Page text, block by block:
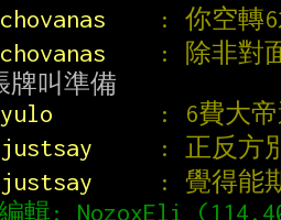
chovanas : 你空轉
chovanas : 除非對
yulo : 6費大帝
justsay : 正反方
justsay : 覺得能